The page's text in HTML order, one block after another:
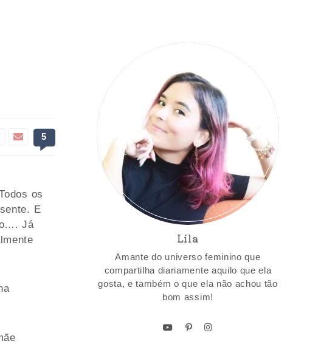
5
os
E
Já
Lila
Amante do universo feminino que
compartilha diariamente aquilo que ela
gosta, e também o que ela não achou tão
bom assim!